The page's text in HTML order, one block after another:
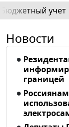
Бюджетный учет
Новости
границей